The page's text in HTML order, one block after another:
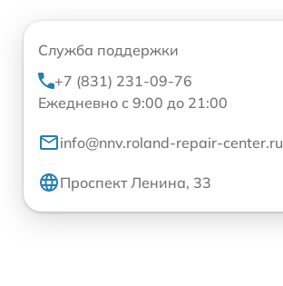
Служба поддержки
+7 (831) 231-09-76
Ежедневно с 9:00 до 21:00
info@nnv.roland-repair-center.ru
Проспект Ленина, 33